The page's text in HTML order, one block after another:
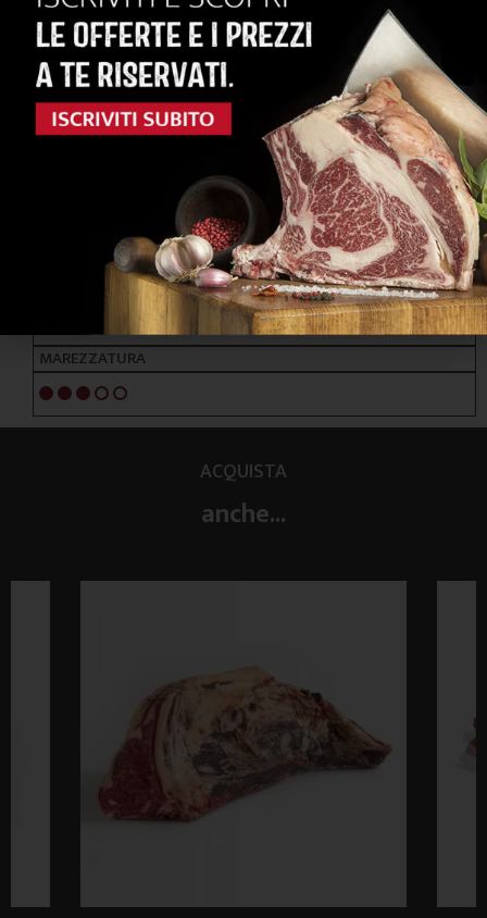
RAZZE PRINCIPALI
FRISONA BALTICA - HOLSTEIN
ALIMENTAZIONE
FORAGGI / CEREALI / TUBERI
NOTE ORGANOLETTICHE
Morbido ed aromatico
MAREZZATURA
3/5
ACQUISTA
anche...